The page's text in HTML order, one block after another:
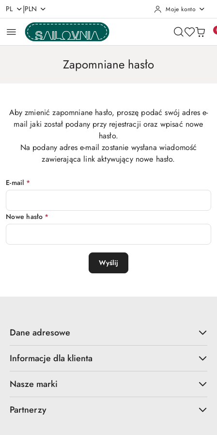
Przejdź do treści głównej
Przejdź do wyszukiwarki
Przejdź do moje konto
Przejdź do menu głównego
Przejdź do stopki
PL |PLN Moje konto
Zapomniane hasło
Aby zmienić zapomniane hasło, proszę podać swój adres e-
mail jaki został podany przy rejestracji oraz wpisać nowe
hasło.
Na podany adres e-mail zostanie wysłana wiadomość
zawierająca link aktywujący nowe hasło.
E-mail *
Nowe hasło *
Wyślij
Dane adresowe
Informacje dla klienta
Nasze marki
Partnerzy